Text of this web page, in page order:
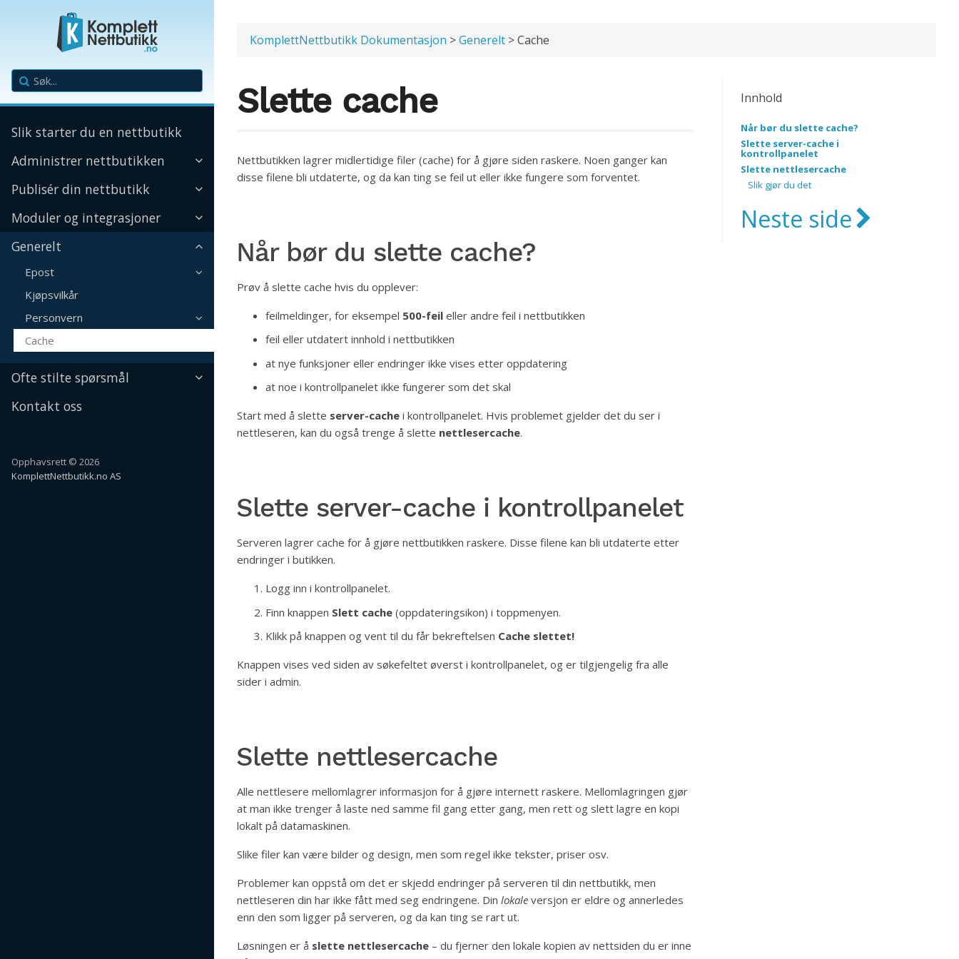
Slik starter du en nettbutikk
Administrer nettbutikken
Publisér din nettbutikk
Moduler og integrasjoner
Generelt
Epost
Kjøpsvilkår
Personvern
Cache
Ofte stilte spørsmål
Kontakt oss
Opphavsrett © 2026
KomplettNettbutikk.no AS
KomplettNettbutikk Dokumentasjon >Generelt> Cache
Innhold
Når bør du slette cache?
Slette server-cache i
kontrollpanelet
Slette nettlesercache
Slik gjør du det
Neste side
Slette cache
Nettbutikken lagrer midlertidige filer (cache) for å gjøre siden raskere. Noen ganger kan
disse filene bli utdaterte, og da kan ting se feil ut eller ikke fungere som forventet.
Når bør du slette cache?
Prøv å slette cache hvis du opplever:
feilmeldinger, for eksempel 500-feil eller andre feil i nettbutikken
feil eller utdatert innhold i nettbutikken
at nye funksjoner eller endringer ikke vises etter oppdatering
at noe i kontrollpanelet ikke fungerer som det skal
Start med å slette server-cache i kontrollpanelet. Hvis problemet gjelder det du ser i
nettleseren, kan du også trenge å slette nettlesercache.
Slette server-cache i kontrollpanelet
Serveren lagrer cache for å gjøre nettbutikken raskere. Disse filene kan bli utdaterte etter
endringer i butikken.
Logg inn i kontrollpanelet.
Finn knappen Slett cache (oppdateringsikon) i toppmenyen.
Klikk på knappen og vent til du får bekreftelsen Cache slettet!
Knappen vises ved siden av søkefeltet øverst i kontrollpanelet, og er tilgjengelig fra alle
sider i admin.
Slette nettlesercache
Alle nettlesere mellomlagrer informasjon for å gjøre internett raskere. Mellomlagringen gjør
at man ikke trenger å laste ned samme fil gang etter gang, men rett og slett lagre en kopi
lokalt på datamaskinen.
Slike filer kan være bilder og design, men som regel ikke tekster, priser osv.
Problemer kan oppstå om det er skjedd endringer på serveren til din nettbutikk, men
nettleseren din har ikke fått med seg endringene. Din lokale versjon er eldre og annerledes
enn den som ligger på serveren, og da kan ting se rart ut.
Løsningen er å slette nettlesercache – du fjerner den lokale kopien av nettsiden du er inne